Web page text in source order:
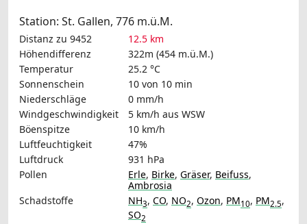
Station: St. Gallen, 776 m.ü.M.
Distanz zu 9452
12.5 km
Höhendifferenz
322m (454 m.ü.M.)
Temperatur
25.2 °C
Sonnenschein
10 von 10 min
Niederschläge
0 mm/h
Windgeschwindigkeit
5 km/h aus WSW
Böenspitze
10 km/h
Luftfeuchtigkeit
47%
Luftdruck
931 hPa
Pollen
Erle, Birke, Gräser, Beifuss,
Ambrosia
Schadstoffe
NH3, CO, NO2, Ozon, PM10, PM2.5,
SO2